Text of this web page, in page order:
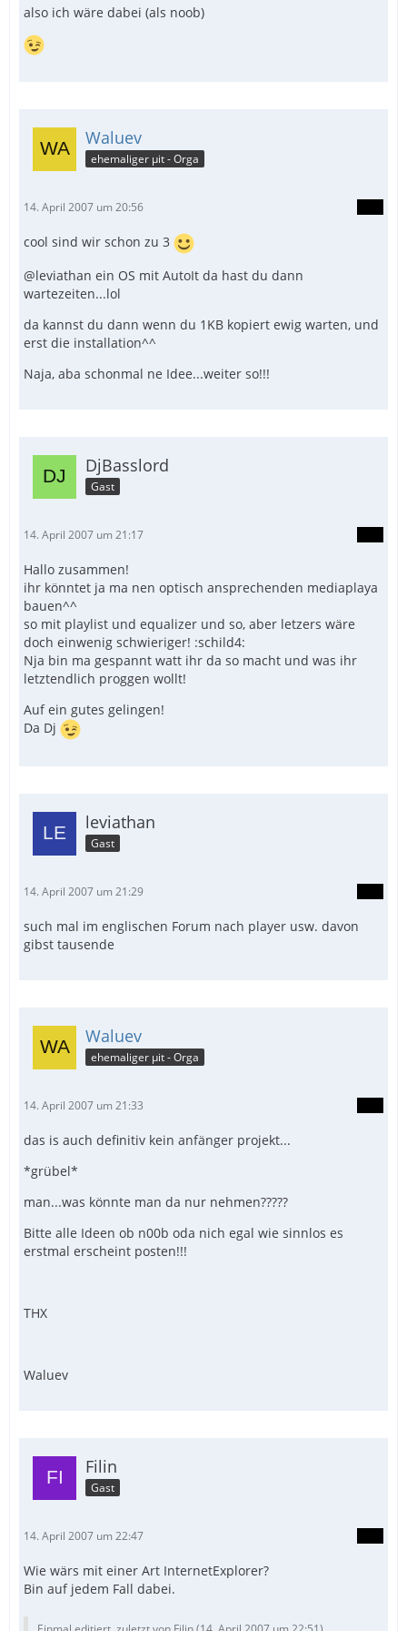
also ich wäre dabei (als noob)
Waluev
ehemaliger µit - Orga
14. April 2007 um 20:56
cool sind wir schon zu 3
@leviathan ein OS mit AutoIt da hast du dann
wartezeiten...lol
da kannst du dann wenn du 1KB kopiert ewig warten, und
erst die installation^^
Naja, aba schonmal ne Idee...weiter so!!!
DjBasslord
Gast
14. April 2007 um 21:17
Hallo zusammen!
ihr könntet ja ma nen optisch ansprechenden mediaplaya
bauen^^
so mit playlist und equalizer und so, aber letzers wäre
doch einwenig schwieriger! :schild4:
Nja bin ma gespannt watt ihr da so macht und was ihr
letztendlich proggen wollt!
Auf ein gutes gelingen!
Da Dj
leviathan
Gast
14. April 2007 um 21:29
such mal im englischen Forum nach player usw. davon
gibst tausende
Waluev
ehemaliger µit - Orga
14. April 2007 um 21:33
das is auch definitiv kein anfänger projekt...
*grübel*
man...was könnte man da nur nehmen?????
Bitte alle Ideen ob n00b oda nich egal wie sinnlos es
erstmal erscheint posten!!!
THX
Waluev
Filin
Gast
14. April 2007 um 22:47
Wie wärs mit einer Art InternetExplorer?
Bin auf jedem Fall dabei.